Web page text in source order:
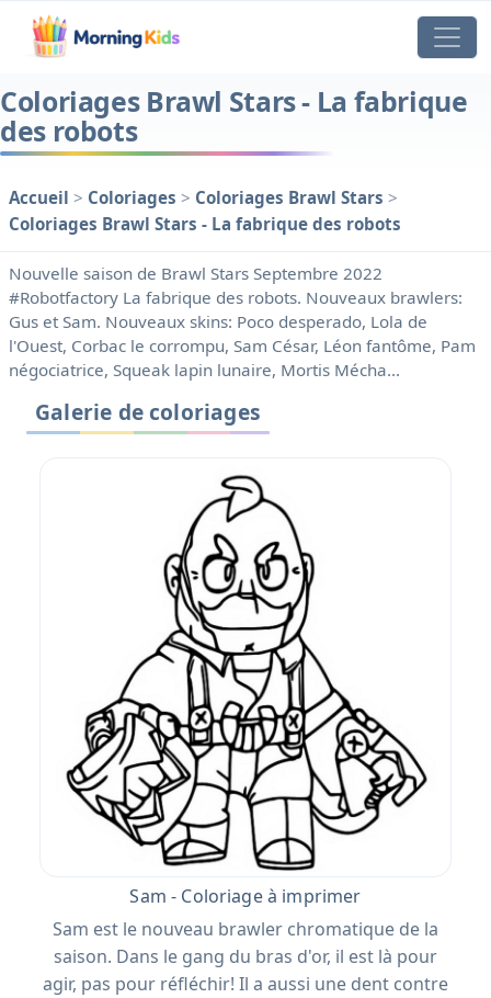
Coloriages Brawl Stars - La fabrique
des robots
Accueil > Coloriages > Coloriages Brawl Stars >
Coloriages Brawl Stars - La fabrique des robots
Nouvelle saison de Brawl Stars Septembre 2022
#Robotfactory La fabrique des robots. Nouveaux brawlers:
Gus et Sam. Nouveaux skins: Poco desperado, Lola de
l'Ouest, Corbac le corrompu, Sam César, Léon fantôme, Pam
négociatrice, Squeak lapin lunaire, Mortis Mécha...
Galerie de coloriages
Sam - Coloriage à imprimer
Sam est le nouveau brawler chromatique de la
saison. Dans le gang du bras d'or, il est là pour
agir, pas pour réfléchir! Il a aussi une dent contre